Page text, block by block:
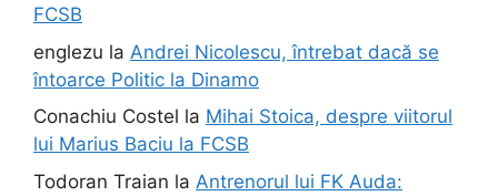
FCSB
englezu la Andrei Nicolescu, întrebat dacă se
întoarce Politic la Dinamo
Conachiu Costel la Mihai Stoica, despre viitorul
lui Marius Baciu la FCSB
Todoran Traian la Antrenorul lui FK Auda: